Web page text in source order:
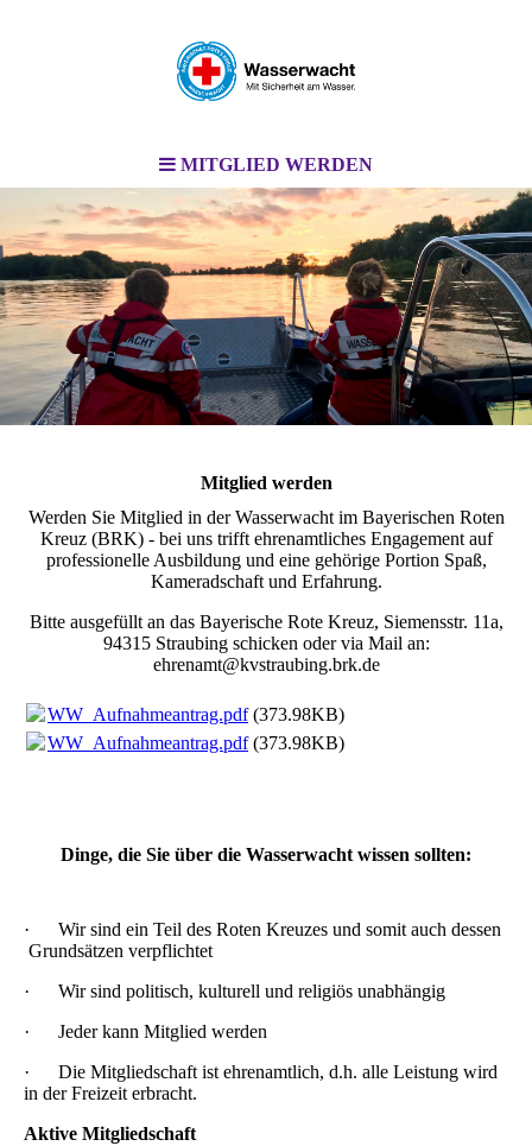
MITGLIED WERDEN
Mitglied werden
Werden Sie Mitglied in der Wasserwacht im Bayerischen Roten
Kreuz (BRK) - bei uns trifft ehrenamtliches Engagement auf
professionelle Ausbildung und eine gehörige Portion Spaß,
Kameradschaft und Erfahrung.
Bitte ausgefüllt an das Bayerische Rote Kreuz, Siemensstr. 11a,
94315 Straubing schicken oder via Mail an:
ehrenamt@kvstraubing.brk.de
WW_Aufnahmeantrag.pdf(373.98KB)
WW_Aufnahmeantrag.pdf(373.98KB)
Dinge, die Sie über die Wasserwacht wissen sollten:
· Wir sind ein Teil des Roten Kreuzes und somit auch dessen
Grundsätzen verpflichtet
· Wir sind politisch, kulturell und religiös unabhängig
· Jeder kann Mitglied werden
· Die Mitgliedschaft ist ehrenamtlich, d.h. alle Leistung wird
in der Freizeit erbracht.
Aktive Mitgliedschaft